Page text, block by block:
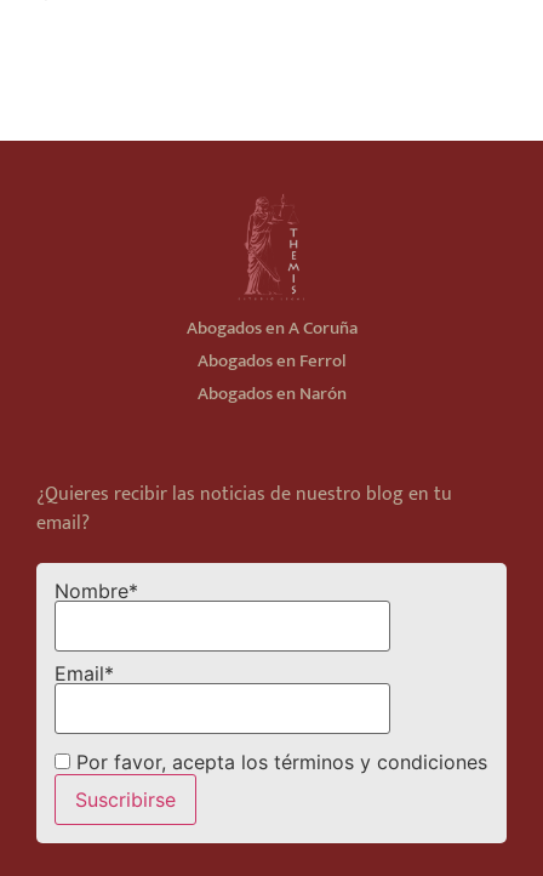
Abogados en A Coruña
Abogados en Ferrol
Abogados en Narón
¿Quieres recibir las noticias de nuestro blog en tu
email?
Nombre*
Email*
Por favor, acepta los términos y condiciones